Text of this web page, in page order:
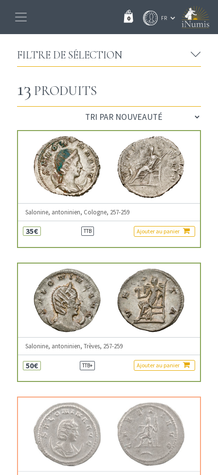
0
FILTRE DE SÉLECTION
13 PRODUITS
Salonine, antoninien, Cologne, 257-259
35€ TTB Ajouter au panier
Salonine, antoninien, Trèves, 257-259
50€ TTB+ Ajouter au panier